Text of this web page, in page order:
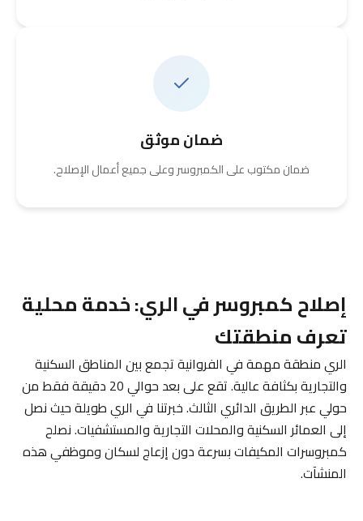
ضمان موثق
ضمان مكتوب على الكمبروسر وعلى جميع أعمال الإصلاح.
إصلاح كمبروسر في الري: خدمة محلية
تعرف منطقتك
الري منطقة مهمة في الفروانية تجمع بين المناطق السكنية
والتجارية بكثافة عالية. تقع على بعد حوالي 20 دقيقة فقط من
حولي عبر الطريق الدائري الثالث. خبرتنا في الري طويلة حيث نصل
إلى العمائر السكنية والمحلات التجارية والمستشفيات. نصلح
كمبروسرات المكيفات بسرعة دون إزعاج لسكان وموظفي هذه
المنشآت.